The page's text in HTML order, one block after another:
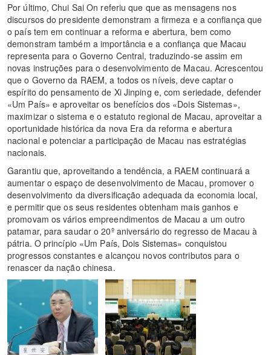
Por último, Chui Sai On referiu que que as mensagens nos
discursos do presidente demonstram a firmeza e a confiança que
o país tem em continuar a reforma e abertura, bem como
demonstram também a importância e a confiança que Macau
representa para o Governo Central, traduzindo-se assim em
novas instruções para o desenvolvimento de Macau. Acrescentou
que o Governo da RAEM, a todos os níveis, deve captar o
espírito do pensamento de Xi Jinping e, com seriedade, defender
«Um País» e aproveitar os benefícios dos «Dois Sistemas»,
maximizar o sistema e o estatuto regional de Macau, aproveitar a
oportunidade histórica da nova Era da reforma e abertura
nacional e potenciar a participação de Macau nas estratégias
nacionais.
Garantiu que, aproveitando a tendência, a RAEM continuará a
aumentar o espaço de desenvolvimento de Macau, promover o
desenvolvimento da diversificação adequada da economia local,
e permitir que os seus residentes obtenham mais ganhos e
promovam os vários empreendimentos de Macau a um outro
patamar, para saudar o 20º aniversário do regresso de Macau à
pátria. O princípio «Um País, Dois Sistemas» conquistou
progressos constantes e alcançou novos contributos para o
renascer da nação chinesa.